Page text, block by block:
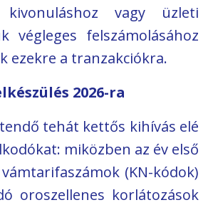
vagy üzleti
végleges felszámolásához
ezekre a tranzakciókra.
2026-ra
tehát kettős kihívás elé
miközben az év első
(KN-kódok)
oroszellenes korlátozások